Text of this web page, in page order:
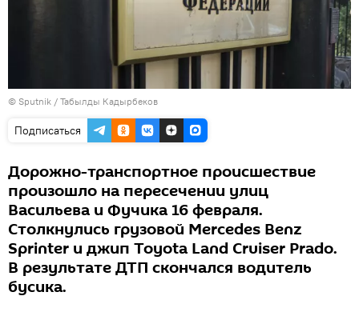
© Sputnik / Табылды Кадырбеков
Подписаться
Дорожно-транспортное происшествие
произошло на пересечении улиц
Васильева и Фучика 16 февраля.
Столкнулись грузовой Mercedes Benz
Sprinter и джип Toyota Land Cruiser Prado.
В результате ДТП скончался водитель
бусика.